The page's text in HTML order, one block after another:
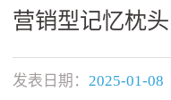
营销型记忆枕头
发表日期： 2025-01-